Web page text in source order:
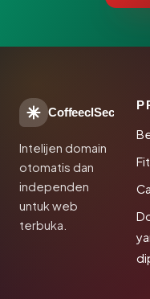
CoffeeclSec
Intelijen domain
otomatis dan
independen
untuk web
terbuka.